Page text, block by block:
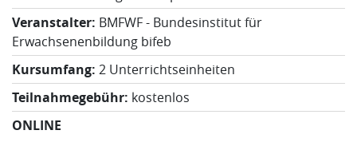
Veranstalter: BMFWF - Bundesinstitut für
Erwachsenenbildung bifeb
Kursumfang: 2 Unterrichtseinheiten
Teilnahmegebühr: kostenlos
ONLINE